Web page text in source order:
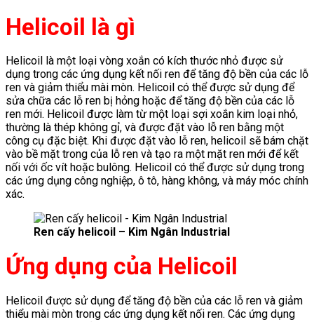
Helicoil là gì
Helicoil là một loại vòng xoắn có kích thước nhỏ được sử
dụng trong các ứng dụng kết nối ren để tăng độ bền của các lỗ
ren và giảm thiểu mài mòn. Helicoil có thể được sử dụng để
sửa chữa các lỗ ren bị hỏng hoặc để tăng độ bền của các lỗ
ren mới. Helicoil được làm từ một loại sợi xoắn kim loại nhỏ,
thường là thép không gỉ, và được đặt vào lỗ ren bằng một
công cụ đặc biệt. Khi được đặt vào lỗ ren, helicoil sẽ bám chặt
vào bề mặt trong của lỗ ren và tạo ra một mặt ren mới để kết
nối với ốc vít hoặc bulông. Helicoil có thể được sử dụng trong
các ứng dụng công nghiệp, ô tô, hàng không, và máy móc chính
xác.
Ren cấy helicoil – Kim Ngân Industrial
Ứng dụng của Helicoil
Helicoil được sử dụng để tăng độ bền của các lỗ ren và giảm
thiểu mài mòn trong các ứng dụng kết nối ren. Các ứng dụng